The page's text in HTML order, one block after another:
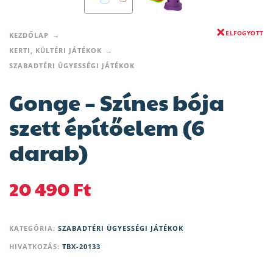
KEZDŐLAP
KERTI, KÜLTÉRI JÁTÉKOK
SZABADTÉRI ÜGYESSÉGI JÁTÉKOK
ELFOGYOTT
Gonge – Színes bója
szett építőelem (6
darab)
20 490Ft
KATEGÓRIA: SZABADTÉRI ÜGYESSÉGI JÁTÉKOK
HIVATKOZÁS: TBX-20133